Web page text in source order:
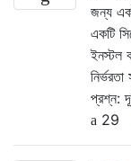
জন্য
একটি
ইনস্টল
প্রশ্ন:
29